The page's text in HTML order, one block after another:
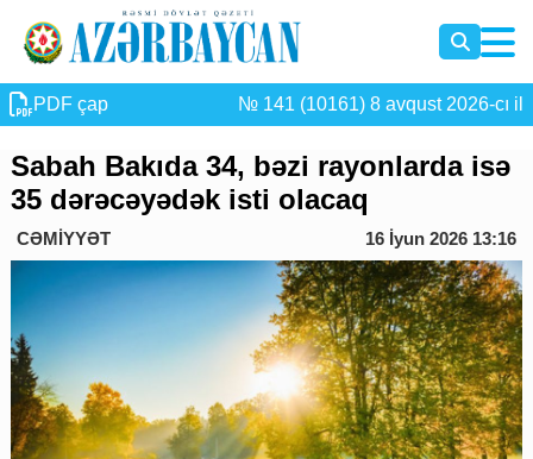
PDF çap № 141 (10161) 8 avqust 2026-cı il
Sabah Bakıda 34, bəzi rayonlarda isə
35 dərəcəyədək isti olacaq
CƏMİYYƏT 16 İyun 2026 13:16